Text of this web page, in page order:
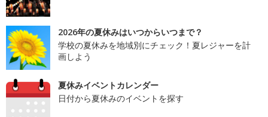
2026年の夏休みはいつからいつまで？
学校の夏休みを地域別にチェック！夏レジャーを計
画しよう
夏休みイベントカレンダー
日付から夏休みのイベントを探す